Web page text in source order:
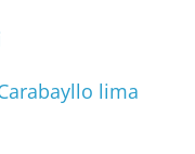
lima